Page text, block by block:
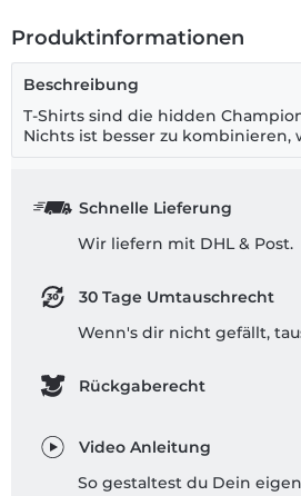
Produktinformationen
Beschreibung
T-Shirts sind die hidden
Nichts ist besser zu kombinieren,
Schnelle Lieferung
Wir liefern mit DHL & Post.
30 Tage Umtauschrecht
Wenn's dir nicht gefällt,
Rückgaberecht
Video Anleitung
So gestaltest du Dein